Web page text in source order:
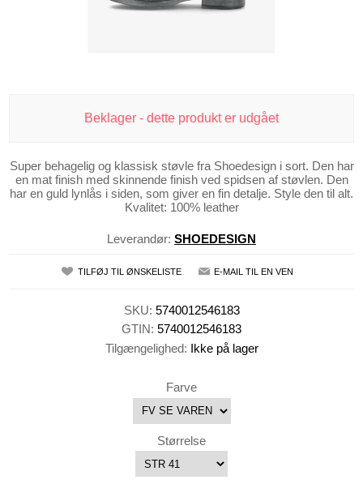
Beklager - dette produkt er udgået
Super behagelig og klassisk støvle fra Shoedesign i sort. Den har
en mat finish med skinnende finish ved spidsen af støvlen. Den
har en guld lynlås i siden, som giver en fin detalje. Style den til alt.
Kvalitet: 100% leather
Leverandør: SHOEDESIGN
TILFØJ TIL ØNSKELISTE E-MAIL TIL EN VEN
SKU: 5740012546183
GTIN: 5740012546183
Tilgængelighed: Ikke på lager
Farve
Størrelse